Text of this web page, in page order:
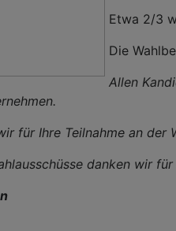
Etwa 2/3
Die
Allen
für Ihre Teilnahme an der
danken wir